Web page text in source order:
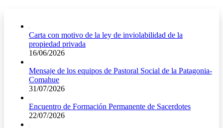
Carta con motivo de la ley de inviolabilidad de la
propiedad privada
16/06/2026
Mensaje de los equipos de Pastoral Social de la Patagonia-
Comahue
31/07/2026
Encuentro de Formación Permanente de Sacerdotes
22/07/2026